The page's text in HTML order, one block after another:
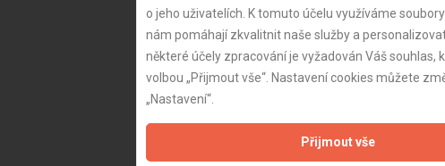
o jeho uživatelích. K tomuto účelu využíváme
nám pomáhají zkvalitnit naše služby a
některé účely zpracování je vyžadován Váš souhlas,
volbou „Přijmout vše“. Nastavení cookies můžete
„Nastavení“.
Přijmout vše